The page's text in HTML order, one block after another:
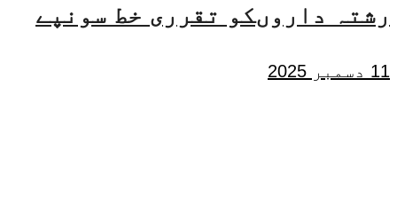
رشتہ داروںکو تقرری خط سونپے
11 دسمبر 2025